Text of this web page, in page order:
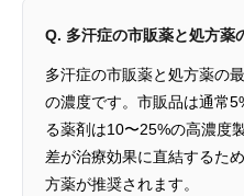
Q. 多汗症の市販薬と処方薬
多汗症の市販薬と処方薬の
の濃度です。市販品は通常
る薬剤は10〜25%の高濃度
差が治療効果に直結するた
方薬が推奨されます。